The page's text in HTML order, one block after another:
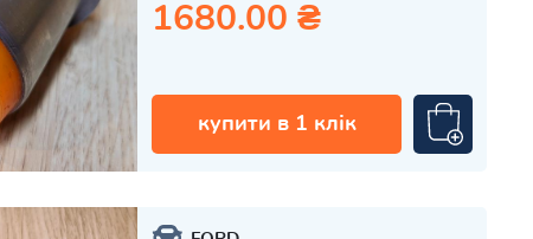
1680.00 ₴
купити в 1 клік